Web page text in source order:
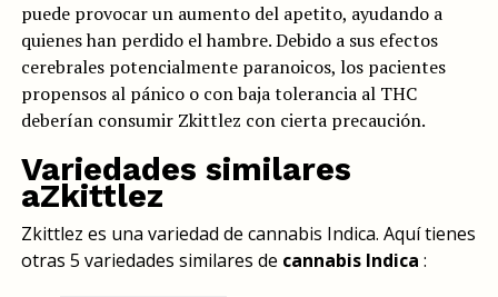
puede provocar un aumento del apetito, ayudando a
quienes han perdido el hambre. Debido a sus efectos
cerebrales potencialmente paranoicos, los pacientes
propensos al pánico o con baja tolerancia al THC
deberían consumir Zkittlez con cierta precaución.
Variedades similares
aZkittlez
Zkittlez es una variedad de cannabis Indica. Aquí tienes
otras 5 variedades similares de cannabis Indica :